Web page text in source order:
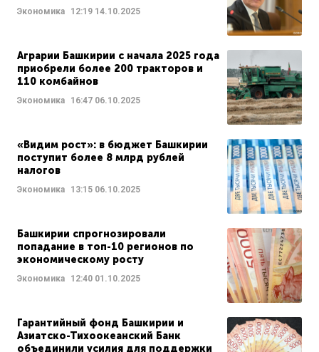
Экономика 12:19 14.10.2025
Аграрии Башкирии с начала 2025 года
приобрели более 200 тракторов и
110 комбайнов
Экономика 16:47 06.10.2025
«Видим рост»: в бюджет Башкирии
поступит более 8 млрд рублей
налогов
Экономика 13:15 06.10.2025
Башкирии спрогнозировали
попадание в топ-10 регионов по
экономическому росту
Экономика 12:40 01.10.2025
Гарантийный фонд Башкирии и
Азиатско-Тихоокеанский Банк
объединили усилия для поддержки